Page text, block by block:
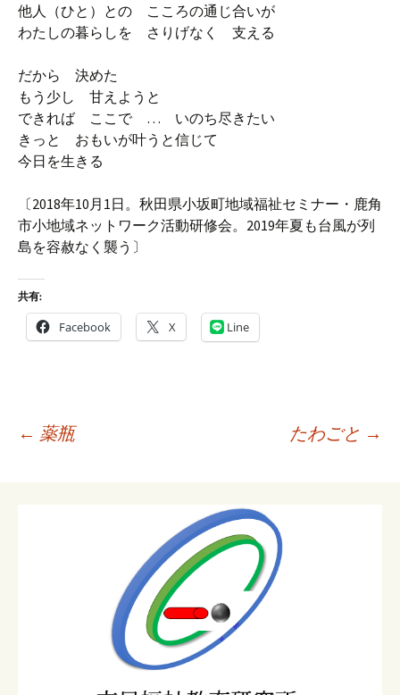
他人（ひと）との こころの通じ合いが
わたしの暮らしを さりげなく 支える
だから 決めた
もう少し 甘えようと
できれば ここで … いのち尽きたい
きっと おもいが叶うと信じて
今日を生きる
〔2018年10月1日。秋田県小坂町地域福祉セミナー・鹿角
市小地域ネットワーク活動研修会。2019年夏も台風が列
島を容赦なく襲う〕
共有:
Facebook X Line
← 薬瓶 たわごと →